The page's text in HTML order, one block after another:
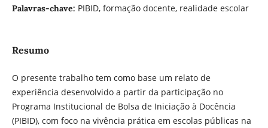
Palavras-chave: PIBID, formação docente, realidade escolar
Resumo
O presente trabalho tem como base um relato de
experiência desenvolvido a partir da participação no
Programa Institucional de Bolsa de Iniciação à Docência
(PIBID), com foco na vivência prática em escolas públicas na